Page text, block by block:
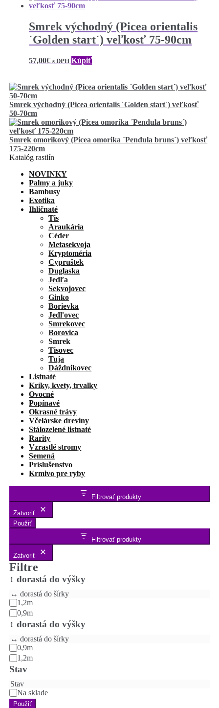
Smrek východný (Picea orientalis
´Golden start´) veľkosť 75-90cm
57,00€ s DPH Kúpiť
Smrek východný (Picea orientalis ´Golden start´) veľkosť
50-70cm
Smrek omorikový (Picea omorika ´Pendula bruns´) veľkosť
175-220cm
Katalóg rastlín
NOVINKY
Palmy a juky
Bambusy
Exotika
Ihličnaté
Tis
Araukária
Céder
Metasekvoja
Kryptoméria
Cypruštek
Duglaska
Jedľa
Sekvojovec
Ginko
Borievka
Jedľovec
Smrekovec
Borovica
Smrek
Tisovec
Tuja
Dáždnikovec
Listnaté
Kríky, kvety, trvalky
Ovocné
Popínavé
Okrasné trávy
Včelárske dreviny
Stálozelené listnaté
Rarity
Vzrastlé stromy
Semená
Príslušenstvo
Krmivo pre ryby
Filtrovať produkty
Zatvoriť
Použiť
Filtrovať produkty
Zatvoriť
Filtre
↕️ dorastá do výšky
↔️ dorastá do šírky
1,2m
0,9m
↕️ dorastá do výšky
↔️ dorastá do šírky
0,9m
1,2m
Stav
Stav
Na sklade
Použiť